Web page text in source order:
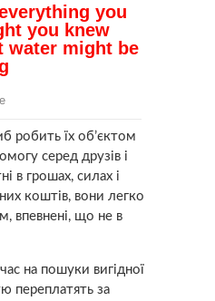
робить їх об’єктом
серед друзів і
в грошах, силах і
коштів, вони легко
впевнені, що не в
на пошуки вигідної
переплатять за